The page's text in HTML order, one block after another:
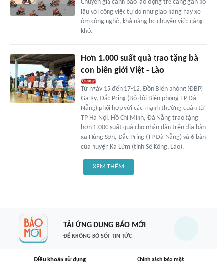
Chuyên gia cảnh báo lao động trẻ càng gắn bó
lâu với công việc tự do như giao hàng hay xe
ôm công nghệ, khả năng họ chuyển việc càng
khó.
Hơn 1.000 suất quà trao tặng bà
con biên giới Việt - Lào
Từ ngày 15 đến 17-12, Đồn Biên phòng (ĐBP)
Ga Ry, Đắc Pring (Bộ đội Biên phòng TP Đà
Nẵng) phối hợp với các mạnh thường quân từ
TP Hà Nội, Hồ Chí Minh, Đà Nẵng trao tặng
hơn 1.000 suất quà cho nhân dân trên địa bàn
xã Hùng Sơn, Đắc Pring (TP Đà Nẵng) và 6 bản
của huyện Ka Lừm (tỉnh Sê Kông, Lào).
XEM THÊM
TẢI ỨNG DỤNG BÁO MỚI
ĐỂ KHÔNG BỎ SÓT TIN TỨC
Điều khoản sử dụng Chính sách bảo mật